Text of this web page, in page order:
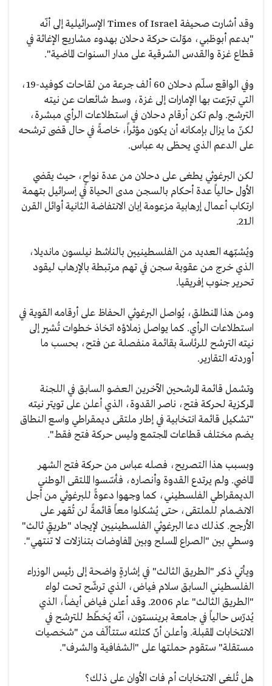
وقد أشارت صحيفة Times of Israel الإسرائيلية إلى أنّه
"بدعم أبوظبي، موّلت حركة دحلان بهدوء مشاريع الإغاثة في
قطاع غزة والقدس الشرقية على مدار السنوات الماضية".
وفي الواقع سلّم دحلان 60 ألف جرعة من لقاحات كوفيد-19،
التي تبرّعت بها الإمارات إلى غزة، وسط شائعات عن نيته
الترشح. ولم تكن أرقام دحلان في استطلاعات الرأي مبشرة،
لكنّ ما يزال بإمكانه أن يكون مؤثراً، خاصةً في حال قضى ترشحه
على الدعم الذي يحظى به عباس.
لكن البرغوثي يطغى على دحلان من عدة نواحٍ، حيث يقضي
الأول حالياً عدة أحكام بالسجن مدى الحياة في إسرائيل بتهمة
ارتكاب أعمال إرهابية مزعومة إبان الانتفاضة الثانية أوائل القرن
الـ21.
ويُشبّهه العديد من الفلسطينيين بالناشط نيلسون مانديلا،
الذي خرج من عقوبة سجن في تهم مرتبطة بالإرهاب ليقود
تحرير جنوب إفريقيا.
ومن هذا المنطلق، يُواصل البرغوثي الحفاظ على أرقامه القوية في
استطلاعات الرأي. كما يواصل زملاؤه اتخاذ خطوات تُشير إلى
نيته الترشح للرئاسة بقائمة منفصلة عن فتح، بحسب ما
أوردته التقارير.
وتشمل قائمة المرشحين الآخرين العضو السابق في اللجنة
المركزية لحركة فتح، ناصر القدوة، الذي أعلن على تويتر نيته
"تشكيل قائمة انتخابية في إطار ملتقى ديمقراطي واسع النطاق
يضم مختلف قطاعات المجتمع وليس حركة فتح فقط".
وبسبب هذا التصريح، فصله عباس من حركة فتح الشهر
الماضي. ولم يرتدع القدوة وأنصاره، فأسّسوا الملتقى الوطني
الديمقراطي الفلسطيني، كما وجهوا دعوةً للبرغوثي من أجل
الانضمام للملتقى، حتى يُشكلوا معاً قائمةً لن تُقهر على
الأرجح. كذلك دعا البرغوثي الفلسطينيين لإيجاد "طريقٍ ثالث"
وسطي بين "الصراع المسلح وبين المفاوضات بتنازلات لا تنتهي".
ويأتي ذكر "الطريق الثالث" في إشارةٍ واضحة إلى رئيس الوزراء
الفلسطيني السابق سلام فياض، الذي ترشّح تحت لواء
"الطريق الثالث" عام 2006. وقد أعلن فياض أيضاً، الذي
يُدرّس حالياً في جامعة برينستون، أنّه يُخطّط للترشح في
الانتخابات المقبلة. وأعلن أنّ كتلته ستتألّف من "شخصيات
مستقلة" ستقوم حملتها على "الشفافية والشرف".
هل تُلغى الانتخابات أم فات الأوان على ذلك؟